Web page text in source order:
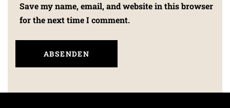
Save my name, email, and website in this browser
for the next time I comment.